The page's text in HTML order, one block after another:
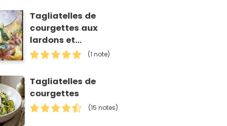
Tagliatelles de
courgettes aux
lardons et
mascarpone
(1 note)
Tagliatelles de
courgettes
(15 notes)